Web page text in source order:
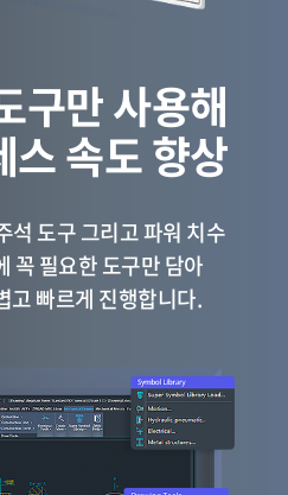
구만 사용해
스 속도 향상
석 도구 그리고 파워 치수
꼭 필요한 도구만 담아
고 빠르게 진행합니다.